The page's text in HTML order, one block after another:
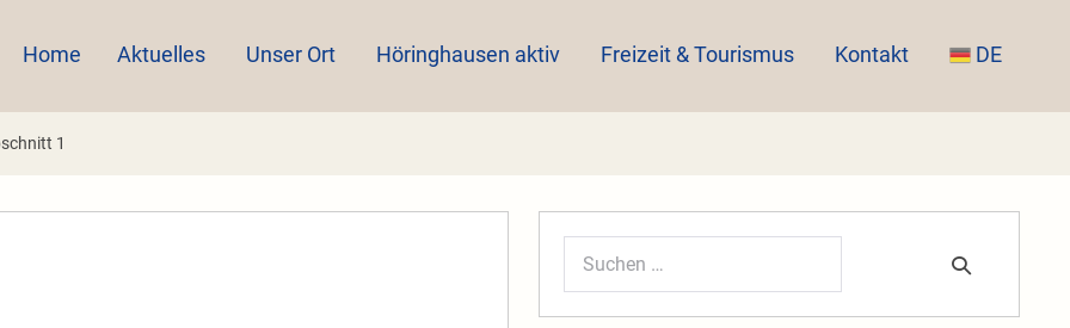
Home Aktuelles Unser Ort Höringhausen aktiv Freizeit & Tourismus Kontakt DE
1
Suchen